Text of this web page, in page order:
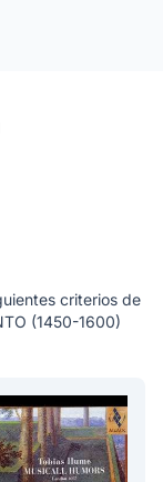
criterios de
(1450-1600)